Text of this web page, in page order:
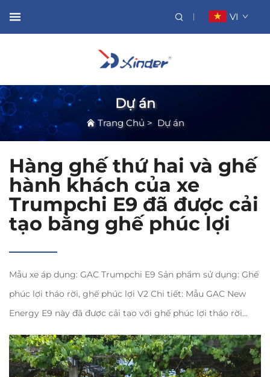
VI
Dự án
Trang Chủ > Dự án
Hàng ghế thứ hai và ghế
hành khách của xe
Trumpchi E9 đã được cải
tạo bằng ghế phúc lợi
Mẫu xe áp dụng: GAC Trumpchi E9 Sản phẩm sử dụng: Ghế
phúc lợi tháo rời, ghế phúc lợi V2 Chi tiết: Mẫu GAC New
Energy E9 này đã được cải tạo với ghế phúc lợi tháo rời
Xindertech ở hàng ghế thứ hai, được trang bị hệ thống di
chuyển điện...